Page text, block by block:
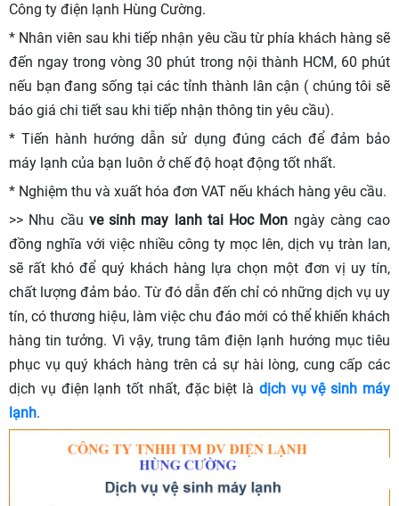
Công ty điện lạnh Hùng Cường.
* Nhân viên sau khi tiếp nhận yêu cầu từ phía khách hàng sẽ
đến ngay trong vòng 30 phút trong nội thành HCM, 60 phút
nếu bạn đang sống tại các tỉnh thành lân cận ( chúng tôi sẽ
báo giá chi tiết sau khi tiếp nhận thông tin yêu cầu).
* Tiến hành hướng dẫn sử dụng đúng cách để đảm bảo
máy lạnh của bạn luôn ở chế độ hoạt động tốt nhất.
* Nghiệm thu và xuất hóa đơn VAT nếu khách hàng yêu cầu.
>> Nhu cầu ve sinh may lanh tai Hoc Mon ngày càng cao
đồng nghĩa với việc nhiều công ty mọc lên, dịch vụ tràn lan,
sẽ rất khó để quý khách hàng lựa chọn một đơn vị uy tín,
chất lượng đảm bảo. Từ đó dẫn đến chỉ có những dịch vụ uy
tín, có thương hiệu, làm việc chu đáo mới có thể khiến khách
hàng tin tưởng. Vì vậy, trung tâm điện lạnh hướng mục tiêu
phục vụ quý khách hàng trên cả sự hài lòng, cung cấp các
dịch vụ điện lạnh tốt nhất, đặc biệt là dịch vụ vệ sinh máy
lạnh.